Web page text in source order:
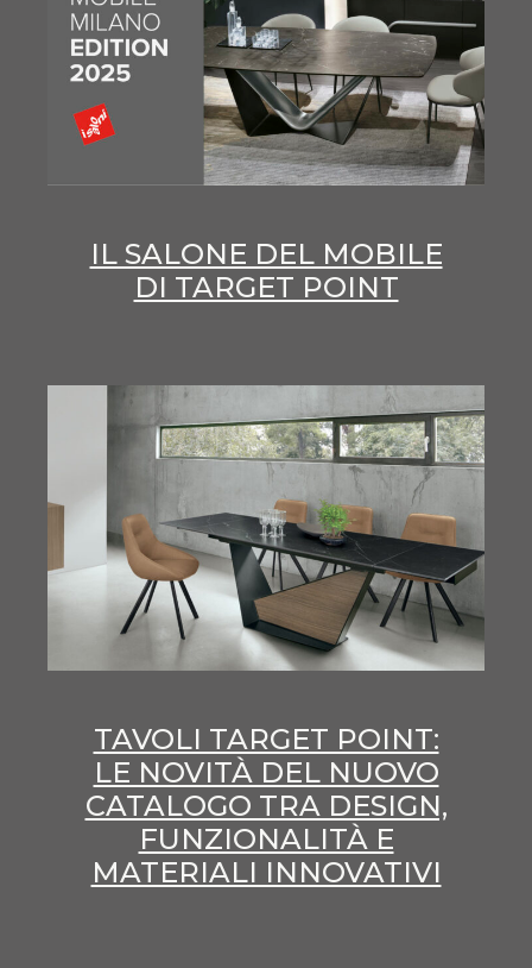
IL SALONE DEL MOBILE
DI TARGET POINT
TAVOLI TARGET POINT:
LE NOVITÀ DEL NUOVO
CATALOGO TRA DESIGN,
FUNZIONALITÀ E
MATERIALI INNOVATIVI